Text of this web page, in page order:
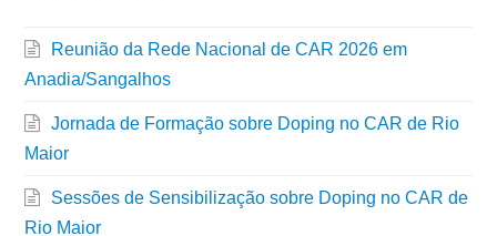
Reunião da Rede Nacional de CAR 2026 em
Anadia/Sangalhos
Jornada de Formação sobre Doping no CAR de Rio
Maior
Sessões de Sensibilização sobre Doping no CAR de
Rio Maior